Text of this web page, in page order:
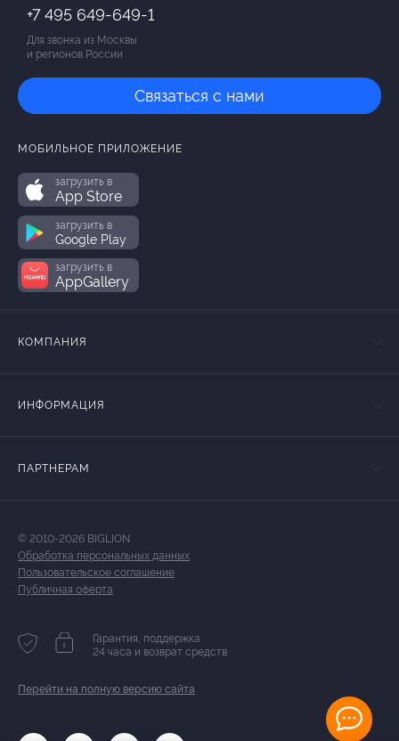
+7 495 649-649-1
Для звонка из Москвы
и регионов России
Связаться с нами
МОБИЛЬНОЕ ПРИЛОЖЕНИЕ
загрузить в
App Store
загрузить в
Google Play
загрузить в
AppGallery
КОМПАНИЯ
ИНФОРМАЦИЯ
ПАРТНЕРАМ
© 2010-2026 BIGLION
Обработка персональных данных
Пользовательское соглашение
Публичная оферта
Гарантия, поддержка
24 часа и возврат средств
Перейти на полную версию сайта